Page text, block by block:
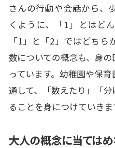
さんの行動や会話から、
くように、「1」とはど
「1」と「2」ではどち
数についての概念も、身
っています。幼稚園や保
通して、「数えたり」「
ることを身につけていきま
大人の概念に当ては